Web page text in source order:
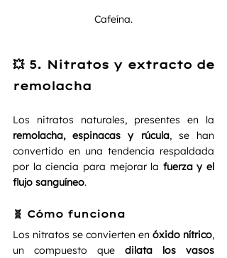
Cafeína.
💥 5. Nitratos y extracto de
remolacha
remolacha, espinacas y rúcula, se han
convertido en una tendencia respaldada
por la ciencia para mejorar la fuerza y el
flujo sanguíneo.
🧬 Cómo funciona
Los nitratos se convierten en óxido nítrico,
un compuesto que dilata los vasos